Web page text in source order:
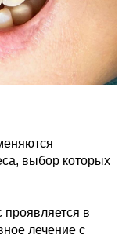
выбор которых
проявляется в
лечение с